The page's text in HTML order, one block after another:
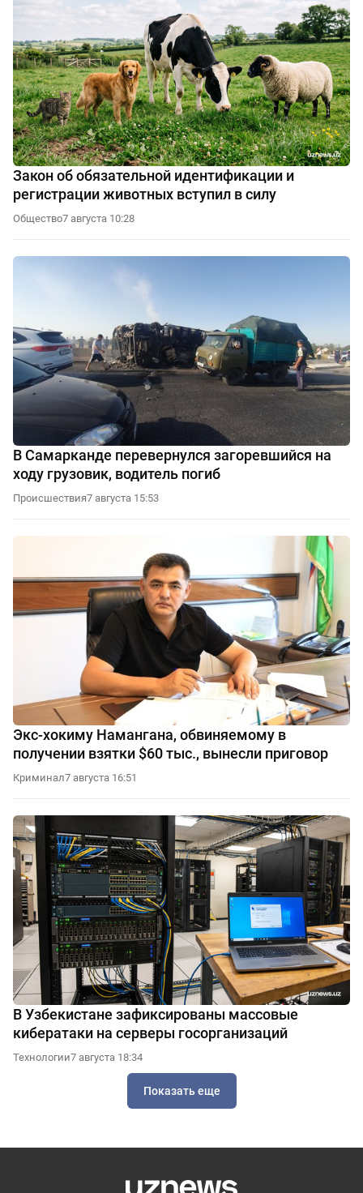
Закон об обязательной идентификации и
регистрации животных вступил в силу
Общество7 августа 10:28
В Самарканде перевернулся загоревшийся на
ходу грузовик, водитель погиб
Происшествия7 августа 15:53
Экс-хокиму Намангана, обвиняемому в
получении взятки $60 тыс., вынесли приговор
Криминал7 августа 16:51
В Узбекистане зафиксированы массовые
кибератаки на серверы госорганизаций
Технологии7 августа 18:34
Показать еще